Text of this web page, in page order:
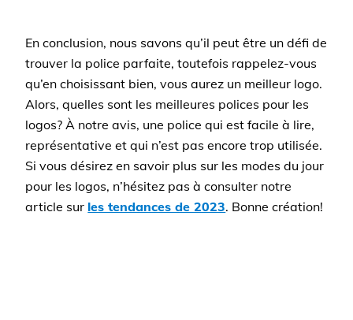
En conclusion, nous savons qu’il peut être un défi de
trouver la police parfaite, toutefois rappelez-vous
qu’en choisissant bien, vous aurez un meilleur logo.
Alors, quelles sont les meilleures polices pour les
logos? À notre avis, une police qui est facile à lire,
représentative et qui n’est pas encore trop utilisée.
Si vous désirez en savoir plus sur les modes du jour
pour les logos, n’hésitez pas à consulter notre
article sur les tendances de 2023. Bonne création!